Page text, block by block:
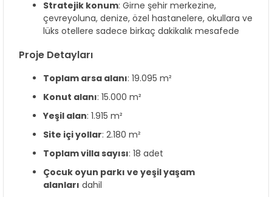
Stratejik konum: Girne şehir merkezine,
çevreyoluna, denize, özel hastanelere, okullara ve
lüks otellere sadece birkaç dakikalık mesafede
Proje Detayları
Toplam arsa alanı: 19.095 m²
Konut alanı: 15.000 m²
Yeşil alan: 1.915 m²
Site içi yollar: 2.180 m²
Toplam villa sayısı: 18 adet
Çocuk oyun parkı ve yeşil yaşam
alanları dahil